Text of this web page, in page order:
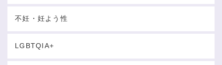
不妊・妊よう性
LGBTQIA+